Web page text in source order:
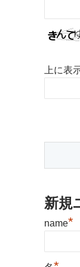
上に表
新規
name*